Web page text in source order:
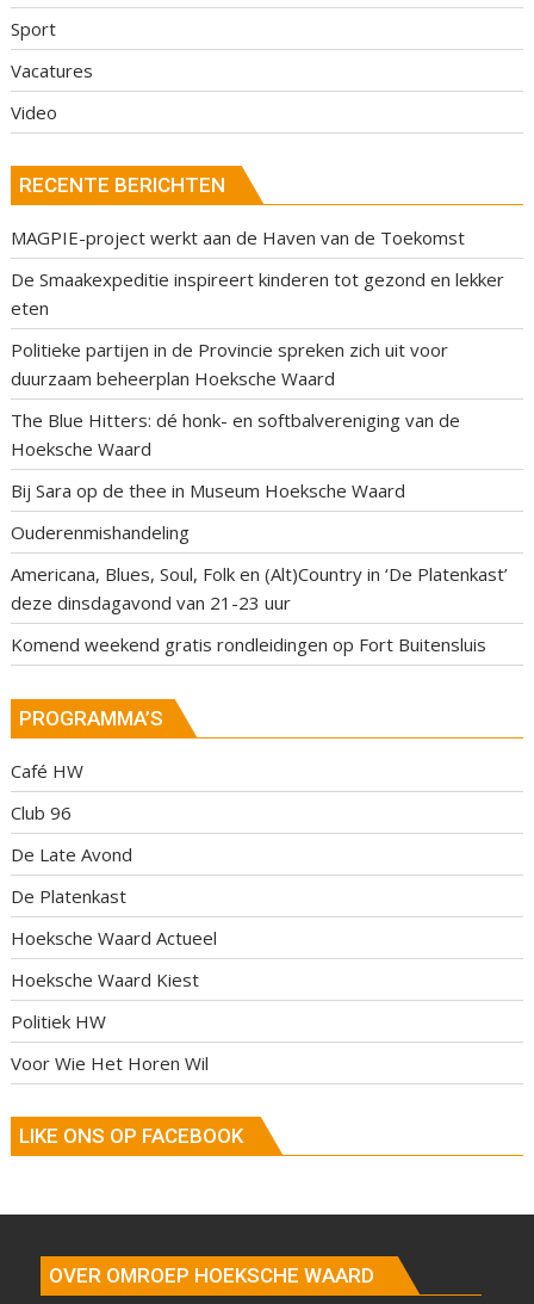
Sport
Vacatures
Video
RECENTE BERICHTEN
MAGPIE-project werkt aan de Haven van de Toekomst
De Smaakexpeditie inspireert kinderen tot gezond en lekker
eten
Politieke partijen in de Provincie spreken zich uit voor
duurzaam beheerplan Hoeksche Waard
The Blue Hitters: dé honk- en softbalvereniging van de
Hoeksche Waard
Bij Sara op de thee in Museum Hoeksche Waard
Ouderenmishandeling
Americana, Blues, Soul, Folk en (Alt)Country in ‘De Platenkast’
deze dinsdagavond van 21-23 uur
Komend weekend gratis rondleidingen op Fort Buitensluis
PROGRAMMA’S
Café HW
Club 96
De Late Avond
De Platenkast
Hoeksche Waard Actueel
Hoeksche Waard Kiest
Politiek HW
Voor Wie Het Horen Wil
LIKE ONS OP FACEBOOK
OVER OMROEP HOEKSCHE WAARD